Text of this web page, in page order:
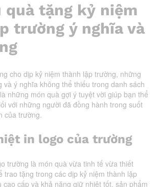
quà tặng kỷ niệm
trường ý nghĩa và
cho dịp kỷ niệm thành lập trường, những
và ý nghĩa không thể thiếu trong danh sách
những món quà gợi ý tuyệt vời giúp bạn thể
với những người đã đồng hành trong suốt
của trường.
in logo của trường
trường là món quà vừa tinh tế vừa thiết
trao tặng trong các dịp kỷ niệm thành lập
cao cấp và khả năng giữ nhiệt tốt, sản phẩm